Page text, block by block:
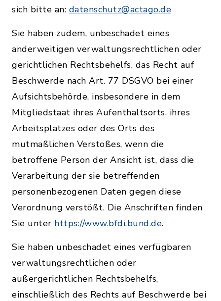
sich bitte an: datenschutz@actago.de
Sie haben zudem, unbeschadet eines
anderweitigen verwaltungsrechtlichen oder
gerichtlichen Rechtsbehelfs, das Recht auf
Beschwerde nach Art. 77 DSGVO bei einer
Aufsichtsbehörde, insbesondere in dem
Mitgliedstaat ihres Aufenthaltsorts, ihres
Arbeitsplatzes oder des Orts des
mutmaßlichen Verstoßes, wenn die
betroffene Person der Ansicht ist, dass die
Verarbeitung der sie betreffenden
personenbezogenen Daten gegen diese
Verordnung verstößt. Die Anschriften finden
Sie unter https://www.bfdi.bund.de.
Sie haben unbeschadet eines verfügbaren
verwaltungsrechtlichen oder
außergerichtlichen Rechtsbehelfs,
einschließlich des Rechts auf Beschwerde bei